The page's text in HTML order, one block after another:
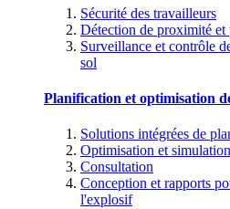
Sécurité des travailleurs
Détection de proximité
Surveillance et contrôle
sol
Planification et optimisation
Solutions intégrées de
Optimisation et simulation
Consultation
Conception et rapports
l'explosif